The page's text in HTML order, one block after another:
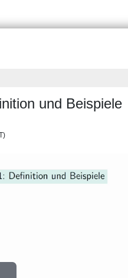
und Beispiele